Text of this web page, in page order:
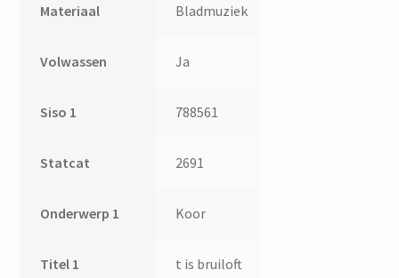
Materiaal Bladmuziek
Volwassen Ja
Siso 1 788561
Statcat 2691
Onderwerp 1 Koor
Titel 1
t is bruiloft